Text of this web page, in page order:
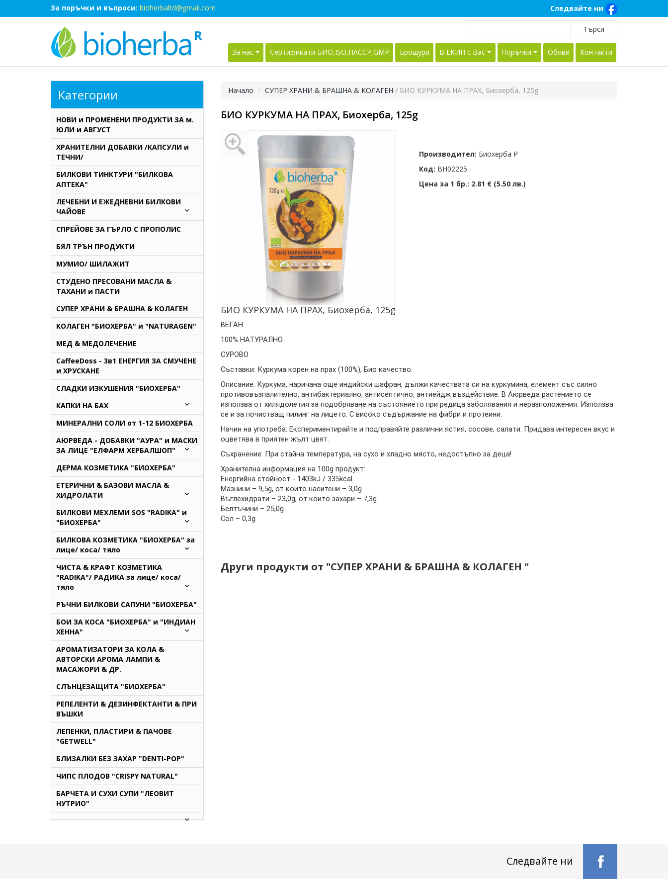
За поръчки и въпроси: bioherbaltd@gmail.com Следвайте ни
За нас Сертификати-БИО,ISO,HACCP,GMP Брошури В ЕКИП с Вас Поръчки Обяви Контакти
Начало СУПЕР ХРАНИ & БРАШНА & КОЛАГЕН / БИО КУРКУМА НА ПРАХ, Биохерба, 125g
БИО КУРКУМА НА ПРАХ, Биохерба, 125g
Производител: Биохерба Р
Код: BH02225
Цена за 1 бр.: 2.81 € (5.50 лв.)
БИО КУРКУМА НА ПРАХ, Биохерба, 125g
ВЕГАН
100% НАТУРАЛНО
СУРОВО
Съставки: Куркума корен на прах (100%), Био качество.
Описание: Куркума, наричана още индийски шафран, дължи качествата си на куркумина, елемент със силно
противовъзпалително, антибактериално, антисептично, антиейдж въздействие. В Аюрведа растението се
използва от хилядолетия за подобряване на състоянието при редица заболявания и неразположения. Използва
се и за почистващ пилинг на лицето. С високо съдържание на фибри и протеини.
Начин на употреба: Експериментирайте и подправяйте различни ястия, сосове, салати. Придава интересен вкус и
оцветява в приятен жълт цвят.
Съхранение: При стайна температура, на сухо и хладно място, недостъпно за деца!
Хранителна информация на 100g продукт:
Енергийна стойност - 1403kJ / 335kcal
Мазнини – 9,5g, от които наситени – 3,0g
Въглехидрати – 23,0g, от които захари – 7,3g
Белтъчини – 25,0g
Сол – 0,3g
Други продукти от "СУПЕР ХРАНИ & БРАШНА & КОЛАГЕН "
Категории
НОВИ и ПРОМЕНЕНИ ПРОДУКТИ ЗА м.
ЮЛИ и АВГУСТ
ХРАНИТЕЛНИ ДОБАВКИ /КАПСУЛИ и
ТЕЧНИ/
БИЛКОВИ ТИНКТУРИ "БИЛКОВА
АПТЕКА"
ЛЕЧЕБНИ И ЕЖЕДНЕВНИ БИЛКОВИ
ЧАЙОВЕ
СПРЕЙОВЕ ЗА ГЪРЛО С ПРОПОЛИС
БЯЛ ТРЪН ПРОДУКТИ
МУМИО/ ШИЛАЖИТ
СТУДЕНО ПРЕСОВАНИ МАСЛА &
ТАХАНИ и ПАСТИ
СУПЕР ХРАНИ & БРАШНА & КОЛАГЕН
КОЛАГЕН "БИОХЕРБА" и "NATURAGEN"
МЕД & МЕДОЛЕЧЕНИЕ
CaffeeDoss - 3в1 ЕНЕРГИЯ ЗА СМУЧЕНЕ
и ХРУСКАНЕ
СЛАДКИ ИЗКУШЕНИЯ "БИОХЕРБА"
КАПКИ НА БАХ
МИНЕРАЛНИ СОЛИ от 1-12 БИОХЕРБА
AЮРВЕДА - ДОБАВКИ "АУРА" и МАСКИ
ЗА ЛИЦЕ "ЕЛФАРМ ХЕРБАЛШОП"
ДЕРМА КОЗМЕТИКА "БИОХЕРБА"
ЕТЕРИЧНИ & БАЗОВИ МАСЛА &
ХИДРОЛАТИ
БИЛКОВИ МЕХЛЕМИ SOS "RADIKA" и
"БИОХЕРБА"
БИЛКОВА КОЗМЕТИКА "БИОХЕРБА" за
лице/ коса/ тяло
ЧИСТА & КРАФТ КОЗМЕТИКА
"RADIKA"/ РАДИКА за лице/ коса/
тяло
РЪЧНИ БИЛКОВИ САПУНИ "БИОХЕРБА"
БОИ ЗА КОСА "БИОХЕРБА" и "ИНДИАН
ХЕННА"
АРОМАТИЗАТОРИ ЗА КОЛА &
АВТОРСКИ АРОМА ЛАМПИ &
МАСАЖОРИ & ДР.
СЛЪНЦЕЗАЩИТА "БИОХЕРБА"
РЕПЕЛЕНТИ & ДЕЗИНФЕКТАНТИ & ПРИ
ВЪШКИ
ЛЕПЕНКИ, ПЛАСТИРИ & ПАЧОВЕ
"GETWELL"
БЛИЗАЛКИ БЕЗ ЗАХАР "DENTI-POP"
ЧИПС ПЛОДОВ "CRISPY NATURAL"
БАРЧЕТА И СУХИ СУПИ "ЛЕОВИТ
НУТРИО"
Следвайте ни